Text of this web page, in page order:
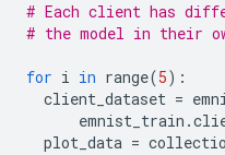
# Each client has
# the model in their
for i in range(5):
client_dataset =
emnist_train .
plot_data =